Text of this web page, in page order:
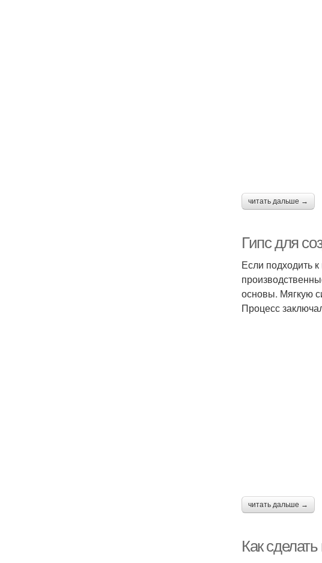
читать дальше →
Гипс для
Если подходить
основы. Мягкую
Процесс
читать дальше →
Как